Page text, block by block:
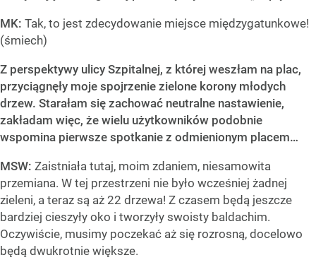
MK: Tak, to jest zdecydowanie miejsce międzygatunkowe!
(śmiech)
Z perspektywy ulicy Szpitalnej, z której weszłam na plac,
przyciągnęły moje spojrzenie zielone korony młodych
drzew. Starałam się zachować neutralne nastawienie,
zakładam więc, że wielu użytkowników podobnie
wspomina pierwsze spotkanie z odmienionym placem…
MSW: Zaistniała tutaj, moim zdaniem, niesamowita
przemiana. W tej przestrzeni nie było wcześniej żadnej
zieleni, a teraz są aż 22 drzewa! Z czasem będą jeszcze
bardziej cieszyły oko i tworzyły swoisty baldachim.
Oczywiście, musimy poczekać aż się rozrosną, docelowo
będą dwukrotnie większe.